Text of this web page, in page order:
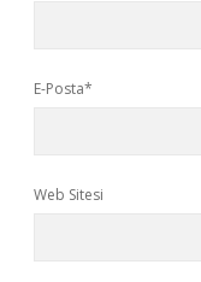
E-Posta*
Web Sitesi